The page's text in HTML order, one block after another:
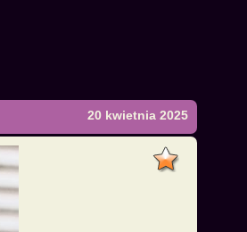
20 kwietnia 2025